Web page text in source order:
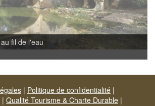
fil de l'eau
| Politique de confidentialité |
| Qualité Tourisme & Charte Durable |